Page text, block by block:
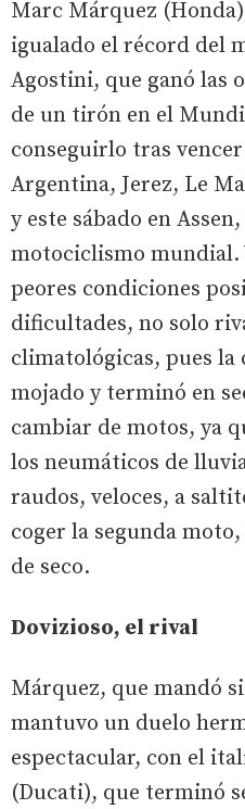
Marc Márquez
igualado el récord del
Agostini, que ganó las
de un tirón en el
conseguirlo tras
Argentina, Jerez, Le
y este sábado en
motociclismo mundial.
peores condiciones
dificultades, no solo
climatológicas, pues la
mojado y terminó en
cambiar de motos, ya
los neumáticos de
raudos, veloces, a
coger la segunda
de seco.
Dovizioso, el rival
Márquez, que mandó
mantuvo un duelo
espectacular, con el
(Ducati), que terminó